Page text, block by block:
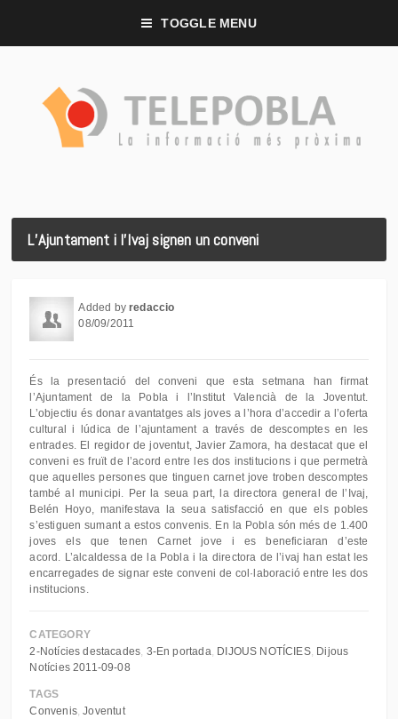
TOGGLE MENU
L’Ajuntament i l’Ivaj signen un conveni
Added byredaccio
08/09/2011
És la presentació del conveni que esta setmana han firmat
l’Ajuntament de la Pobla i l’Institut Valencià de la Joventut.
L’objectiu és donar avantatges als joves a l’hora d’accedir a l’oferta
cultural i lúdica de l’ajuntament a través de descomptes en les
entrades. El regidor de joventut, Javier Zamora, ha destacat que el
conveni es fruït de l’acord entre les dos institucions i que permetrà
que aquelles persones que tinguen carnet jove troben descomptes
també al municipi. Per la seua part, la directora general de l’Ivaj,
Belén Hoyo, manifestava la seua satisfacció en que els pobles
s’estiguen sumant a estos convenis. En la Pobla són més de 1.400
joves els que tenen Carnet jove i es beneficiaran d’este
acord. L’alcaldessa de la Pobla i la directora de l’ivaj han estat les
encarregades de signar este conveni de col·laboració entre les dos
institucions.
CATEGORY
2-Notícies destacades 3-En portada DIJOUS NOTÍCIES Dijous
Notícies 2011-09-08
TAGS
Convenis Joventut